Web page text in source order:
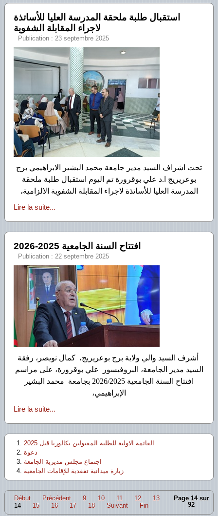
استقبال طلبة ملحقة المدرسة العليا للأساتذة
لاجراء المقابلة الشفوية
Publication : 23 septembre 2025
تحت اشراف السيد مدير جامعة محمد البشير الابراهيمي برج
بوعريريج ا.د علي بوقرورة تم اليوم استقبال طلبة ملحقة
المدرسة العليا للأساتذة لاجراء المقابلة الشفوية الالزامية،
Lire la suite...
افتتاح السنة الجامعية 2025-2026
Publication : 22 septembre 2025
أشرف السيد والي ولاية برج بوعريريج، كمال نويصر، رفقة
السيد مدير الجامعة، البروفيسور علي بوقرورة، على مراسم
افتتاح السنة الجامعية 2026/2025 بجامعة محمد البشير
الإبراهيمي،
Lire la suite...
القائمة الاولية للطلبة المقبولين بكالوريا قبل 2025
دعوة
اجتماع مجلس مديرية الجامعة
زيارة ميدانية تفقدية للإقامات الجامعية
Page 14 sur
92
Début Précédent 9 10 11 12
13
14
15 16 17 18 Suivant Fin